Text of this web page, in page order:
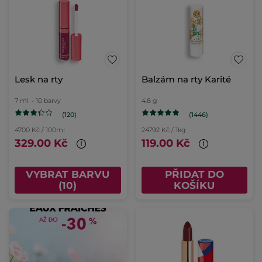
Lesk na rty
7 ml - 10 barvy
(120)
4700 Kč / 100ml
329.00 Kč
VYBRAT BARVU
(10)
Balzám na rty Karité
4.8 g
(1446)
24792 Kč / 1kg
119.00 Kč
PŘIDAT DO
KOŠÍKU